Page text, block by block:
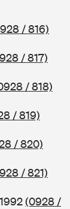
/ 816)
/ 817)
/ 818)
/ 819)
/ 820)
/ 821)
(0928 /